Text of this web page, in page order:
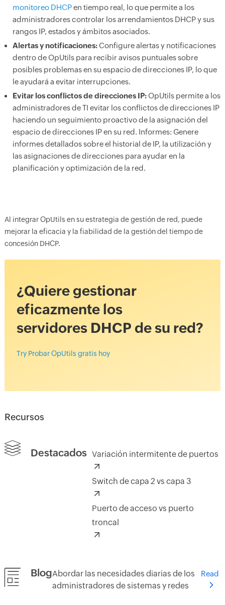
monitoreo DHCPen tiempo real, lo que permite a los
administradores controlar los arrendamientos DHCP y sus
rangos IP, estados y ámbitos asociados.
Alertas y notificaciones:Configure alertas y notificaciones
dentro de OpUtils para recibir avisos puntuales sobre
posibles problemas en su espacio de direcciones IP, lo que
le ayudará a evitar interrupciones.
Evitar los conflictos de direcciones IP:OpUtils permite a los
administradores de TI evitar los conflictos de direcciones IP
haciendo un seguimiento proactivo de la asignación del
espacio de direcciones IP en su red. Informes: Genere
informes detallados sobre el historial de IP, la utilización y
las asignaciones de direcciones para ayudar en la
planificación y optimización de la red.
Al integrar OpUtils en su estrategia de gestión de red, puede
mejorar la eficacia y la fiabilidad de la gestión del tiempo de
concesión DHCP.
¿Quiere gestionar
eficazmente los
servidores DHCP de su red?
Try Probar OpUtils gratis hoy
Recursos
Destacados Variación intermitente de puertos
Switch de capa 2 vs capa 3
Puerto de acceso vs puerto
troncal
BlogAbordar las necesidades diarias de los
administradores de sistemas y redes
Read